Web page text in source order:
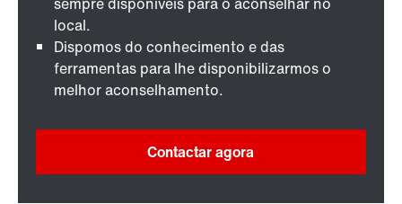
local.
Dispomos do conhecimento e das
ferramentas para lhe disponibilizarmos o
melhor aconselhamento.
Contactar agora